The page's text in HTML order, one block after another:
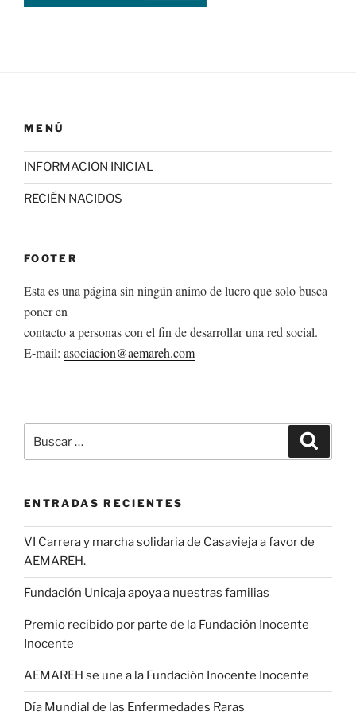
MENÚ
INFORMACION INICIAL
RECIÉN NACIDOS
FOOTER
Esta es una página sin ningún animo de lucro que solo busca
poner en
contacto a personas con el fin de desarrollar una red social.
E-mail: asociacion@aemareh.com
por:
ENTRADAS RECIENTES
VI Carrera y marcha solidaria de Casavieja a favor de
AEMAREH.
Fundación Unicaja apoya a nuestras familias
Premio recibido por parte de la Fundación Inocente
Inocente
AEMAREH se une a la Fundación Inocente Inocente
Día Mundial de las Enfermedades Raras